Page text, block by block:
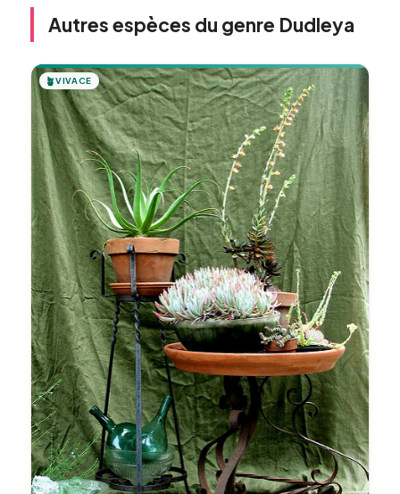
Autres espèces du genre Dudleya
🪴VIVACE